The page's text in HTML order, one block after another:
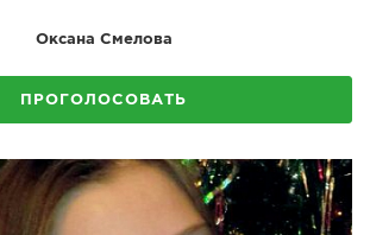
Оксана Смелова
ПРОГОЛОСОВАТЬ